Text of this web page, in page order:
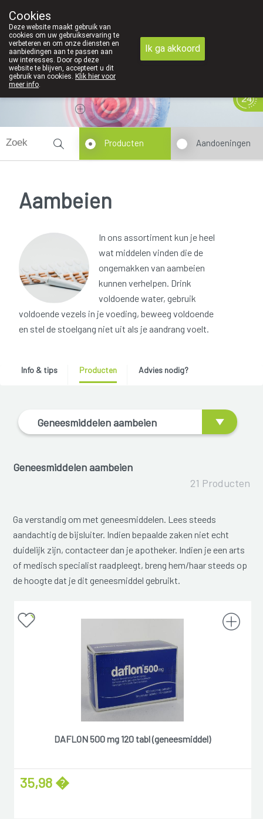
Vandaag
Producten Aandoeningen
Aambeien
In ons assortiment kun je heel
wat middelen vinden die de
ongemakken van aambeien
kunnen verhelpen. Drink
voldoende water, gebruik
voldoende vezels in je voeding, beweeg voldoende
en stel de stoelgang niet uit als je aandrang voelt.
Info & tips Producten Advies nodig?
Geneesmiddelen aambeien
Geneesmiddelen aambeien
21 Producten
Ga verstandig om met geneesmiddelen. Lees steeds
aandachtig de bijsluiter. Indien bepaalde zaken niet echt
duidelijk zijn, contacteer dan je apotheker. Indien je een arts
of medisch specialist raadpleegt, breng hem/haar steeds op
de hoogte dat je dit geneesmiddel gebruikt.
DAFLON 500 mg 120 tabl (geneesmiddel)
35,98 �
Cookies
Deze website maakt gebruik van
cookies om uw gebruikservaring te
verbeteren en om onze diensten en
aanbiedingen aan te passen aan
uw interesses. Door op deze
website te blijven, accepteert u dit
gebruik van cookies. Klik hier voor
meer info.
Ik ga akkoord